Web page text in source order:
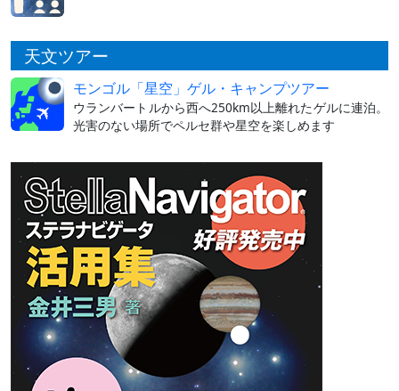
天文ツアー
モンゴル「星空」ゲル・キャンプツアー
ウランバートルから西へ250km以上離れたゲルに連泊。
光害のない場所でペルセ群や星空を楽しめます